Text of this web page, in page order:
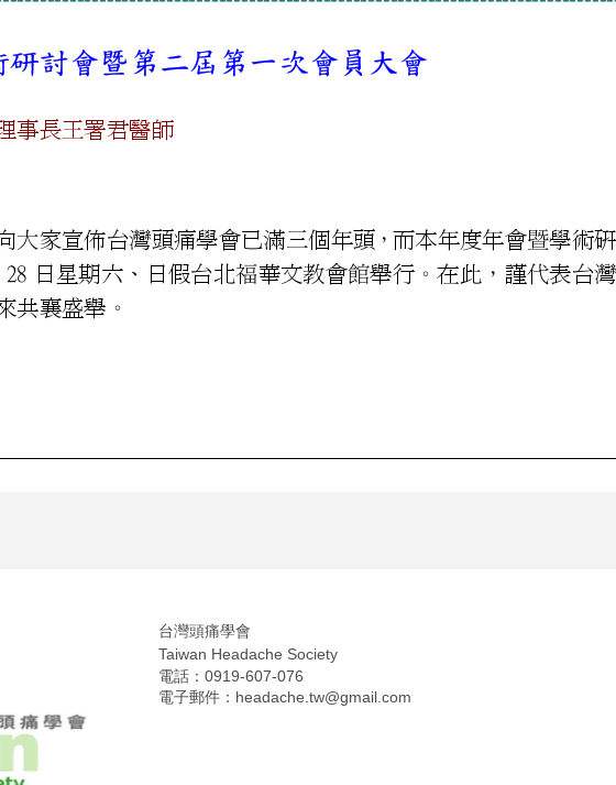
台灣頭痛學會
Taiwan Headache Society
電話：0919-607-076
電子郵件： headache.tw@gmail.com